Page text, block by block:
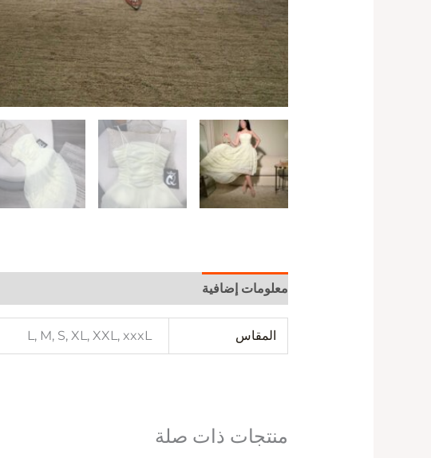
معلومات إضافية
المقاس L, M, S, XL, XXL, xxxL
منتجات ذات صلة